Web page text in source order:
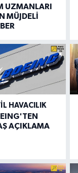
UZMANLARI
MÜJDELİ
HAVACILIK
AÇIKLAMA